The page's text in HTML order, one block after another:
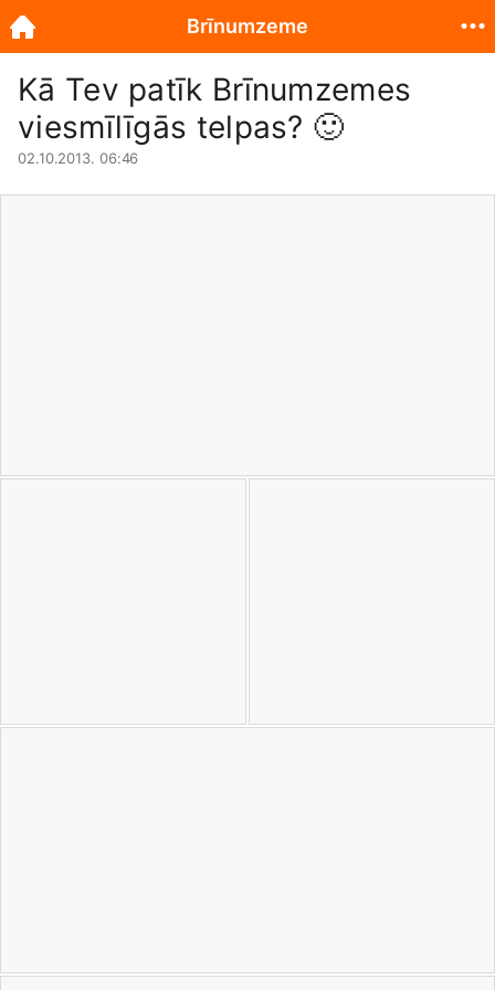
Kā Tev patīk Brīnumzemes
viesmīlīgās telpas? 🙂
02.10.2013. 06:46
Brīnumzeme